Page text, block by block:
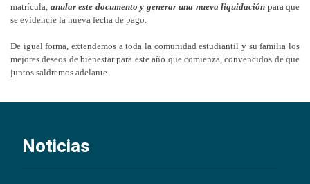
matrícula, anular este documento y generar una nueva liquidación para que
se evidencie la nueva fecha de pago.
De igual forma, extendemos a toda la comunidad estudiantil y su familia los
mejores deseos de bienestar para este año que comienza, convencidos de que
juntos saldremos adelante.
Noticias